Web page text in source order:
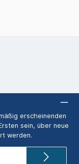
erscheinenden
sein, über neue
werden.